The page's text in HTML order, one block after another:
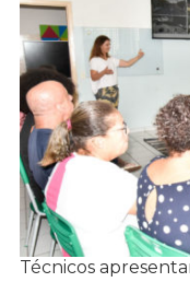
Técnicos